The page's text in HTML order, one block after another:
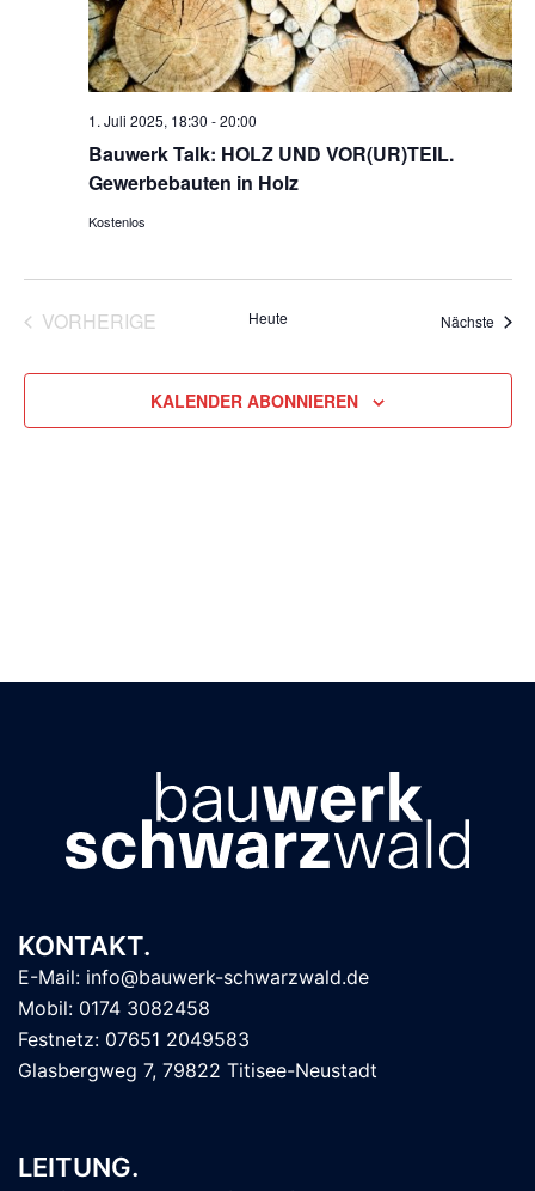
Bauwerk Talk: HOLZ UND VOR(UR)TEIL.
Gewerbebauten in Holz
1. Juli 2025, 18:30 -20:00
Kostenlos
VORHERIGE
Heute Nächste
KALENDER ABONNIEREN
KONTAKT.
E-Mail: info@bauwerk-schwarzwald.de
Mobil: 0174 3082458
Festnetz: 07651 2049583
Glasbergweg 7, 79822 Titisee-Neustadt
LEITUNG.